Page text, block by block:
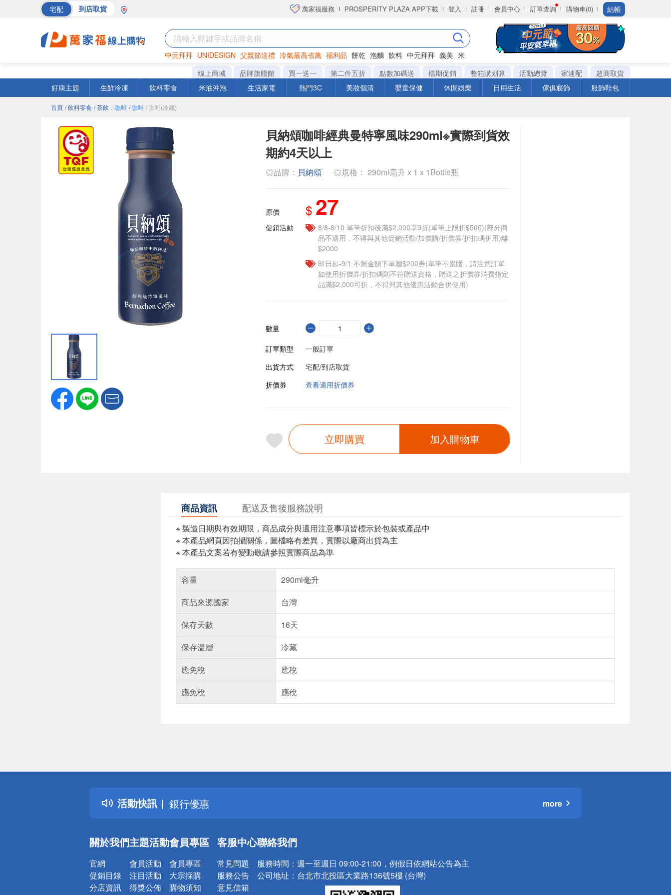
宅配 到店取貨 萬家福服務 PROSPERITY PLAZA APP下載 登入 註冊 會員中心 訂單查詢 購物車(0) 結帳
中元拜拜 UNIDESIGN 父親節送禮 冷氣最高省萬 福利品 餅乾 泡麵 飲料 中元拜拜 義美 米
罐頭 海苔 洋芋片
線上商城 品牌旗艦館 買一送一 第二件五折 點數加碼送 檔期促銷 整箱購划算 活動總覽 家速配
超商取貨
好康主題
生鮮冷凍 飲料零食 米油沖泡 生活家電 熱門3C 美妝個清 嬰童保健 休閒娛樂 日用生活 傢俱寢飾 服飾鞋包
首頁 / 飲料零食 / 茶飲．咖啡 / 咖啡 / 咖啡(冷藏)
貝納頌咖啡經典曼特寧風味290ml※實際到貨效
期約4天以上
◎品牌： 貝納頌 ◎規格： 290ml毫升 x 1 x 1Bottle瓶
原價 $ 27
促銷活動
8/8-8/10 單筆折扣後滿$2,000享9折(單筆上限折$500)(部分商
品不適用，不得與其他促銷活動/加價購/折價券/折扣碼併用)離
$2000
即日起-9/1 不限金額下單贈$200券(單筆不累贈，請注意訂單
如使用折價券/折扣碼則不符贈送資格，贈送之折價券消費指定
品滿$2,000可折，不得與其他優惠活動合併使用)
數量
訂單類型
一般訂單
出貨方式
宅配/到店取貨
折價券
查看適用折價券
立即購買 加入購物車
商品資訊 配送及售後服務說明
※ 製造日期與有效期限，商品成分與適用注意事項皆標示於包裝或產品中
※ 本產品網頁因拍攝關係，圖檔略有差異，實際以廠商出貨為主
※ 本產品文案若有變動敬請參照實際商品為準
容量
290ml毫升
商品來源國家
台灣
保存天數
16天
保存溫層
冷藏
應免稅
應稅
應免稅
應稅
活動快訊
得獎公告
熱門話題
銀行優惠
偏遠地區配送
more
關於我們
官網
促銷目錄
分店資訊
主題活動
會員活動
注目活動
得獎公佈
會員專區
會員專區
大宗採購
購物須知
客服中心
常見問題
服務公告
意見信箱
聯絡我們
服務時間： 週一至週日 09:00-21:00，例假日依網站公告為主
公司地址： 台北市北投區大業路136號5樓 (台灣)